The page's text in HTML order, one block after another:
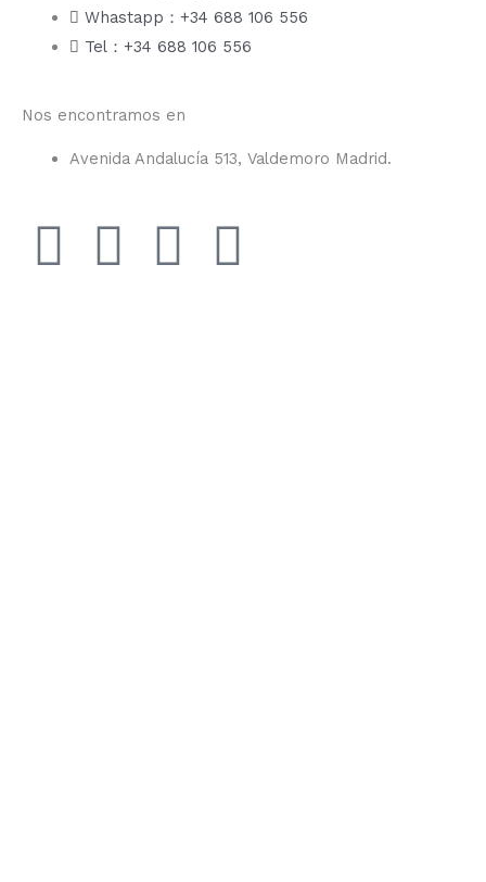
Whastapp：+34 688 106 556
Tel：+34 688 106 556
Nos encontramos en
Avenida Andalucía 513, Valdemoro Madrid.
F
I
Y
T